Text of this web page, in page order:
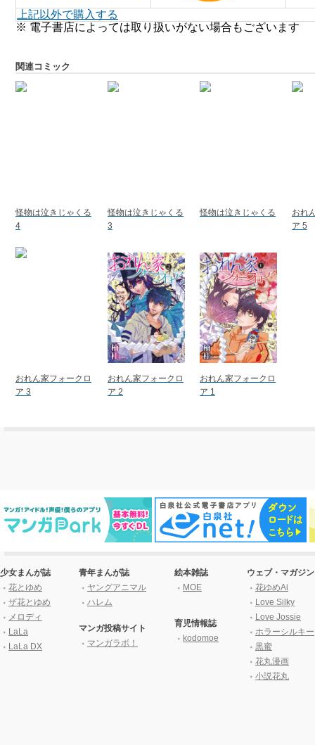
上記以外で購入する
※ 電子書店によっては取り扱いがない場合もございます
関連コミック
怪物は泣きじゃくる
4
怪物は泣きじゃくる
3
怪物は泣きじゃくる
おれ
ア 5
おれん家フォークロ
ア 3
おれん家フォークロ
ア 2
おれん家フォークロ
ア 1
少女まんが誌
花とゆめ
ザ花とゆめ
メロディ
LaLa
LaLa DX
青年まんが誌
ヤングアニマル
ハレム
マンガ投稿サイト
マンガラボ！
絵本雑誌
MOE
育児情報誌
kodomoe
ウェブ・マガジン
花ゆめAi
Love Silky
Love Jossie
ホラーシルキー
黒蜜
花丸漫画
小説花丸